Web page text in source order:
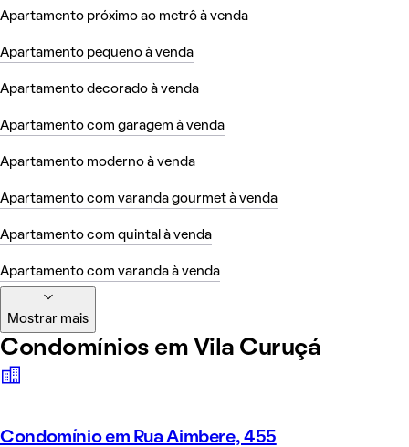
Apartamento próximo ao metrô à venda
Apartamento pequeno à venda
Apartamento decorado à venda
Apartamento com garagem à venda
Apartamento moderno à venda
Apartamento com varanda gourmet à venda
Apartamento com quintal à venda
Apartamento com varanda à venda
Mostrar mais
Condomínios em Vila Curuçá
Condomínio em Rua Aimbere, 455